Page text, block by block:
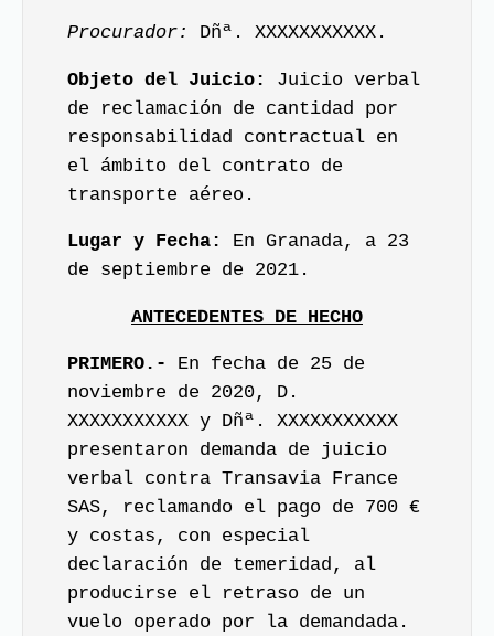
Procurador: Dñª. XXXXXXXXXXX.
Objeto del Juicio:
Juicio verbal
de reclamación de cantidad por
responsabilidad contractual en
el ámbito del contrato de
transporte aéreo.
Lugar y Fecha:
En Granada, a 23
de septiembre de 2021.
ANTECEDENTES DE HECHO
PRIMERO.-
En fecha de 25 de
noviembre de 2020, D.
XXXXXXXXXXX y Dñª. XXXXXXXXXXX
presentaron demanda de juicio
verbal contra Transavia France
SAS, reclamando el pago de 700 €
y costas, con especial
declaración de temeridad, al
producirse el retraso de un
vuelo operado por la demandada.